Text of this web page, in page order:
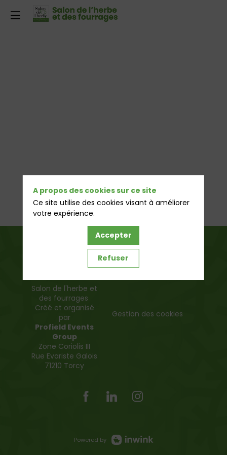
Salon de l'herbe et
des fourrages
Créé et organisé
par
Profield Events
Group
Zone Coriolis III
Rue Evariste Galois
71210 Torcy
Politique de confidentialité
Gestion des cookies
Powered by
A propos des cookies sur ce site
Ce site utilise des cookies visant à améliorer
votre expérience.
Accepter
Refuser